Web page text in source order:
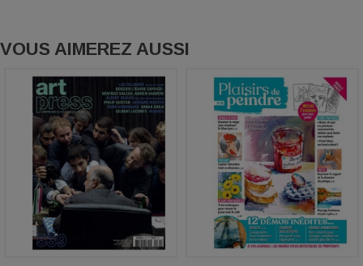
VOUS AIMEREZ AUSSI